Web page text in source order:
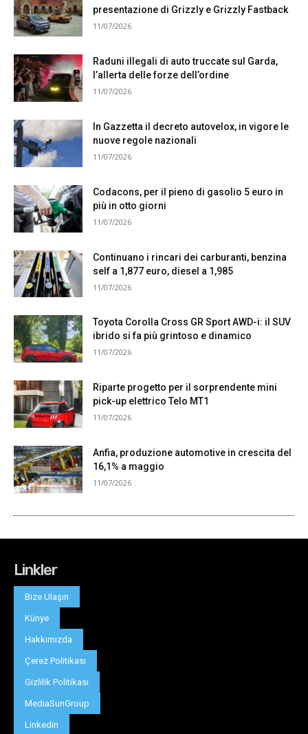
Linkler
Bize Ulaşın
Künye
Hakkımızda
Çerez Politikası
Gizlilik Politikası
MediaSunGroup
Linkedin